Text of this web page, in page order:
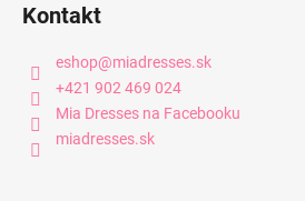
Kontakt
eshop@miadresses.sk
+421 902 469 024
Mia Dresses na Facebooku
miadresses.sk